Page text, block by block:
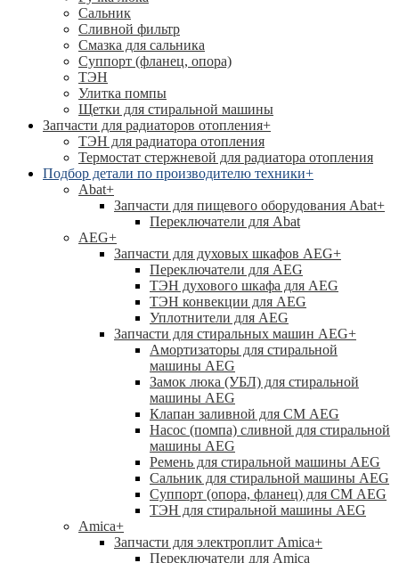
Сальник
Сливной фильтр
Смазка для сальника
Суппорт (фланец, опора)
ТЭН
Улитка помпы
Щетки для стиральной машины
Запчасти для радиаторов отопления+
ТЭН для радиатора отопления
Термостат стержневой для радиатора отопления
Подбор детали по производителю техники+
Abat+
Запчасти для пищевого оборудования Abat+
Переключатели для Abat
AEG+
Запчасти для духовых шкафов AEG+
Переключатели для AEG
ТЭН духового шкафа для AEG
ТЭН конвекции для AEG
Уплотнители для AEG
Запчасти для стиральных машин AEG+
Амортизаторы для стиральной
машины AEG
Замок люка (УБЛ) для стиральной
машины AEG
Клапан заливной для СМ AEG
Насос (помпа) сливной для стиральной
машины AEG
Ремень для стиральной машины AEG
Сальник для стиральной машины AEG
Суппорт (опора, фланец) для СМ AEG
ТЭН для стиральной машины AEG
Amica+
Запчасти для электроплит Amica+
Переключатели для Amica